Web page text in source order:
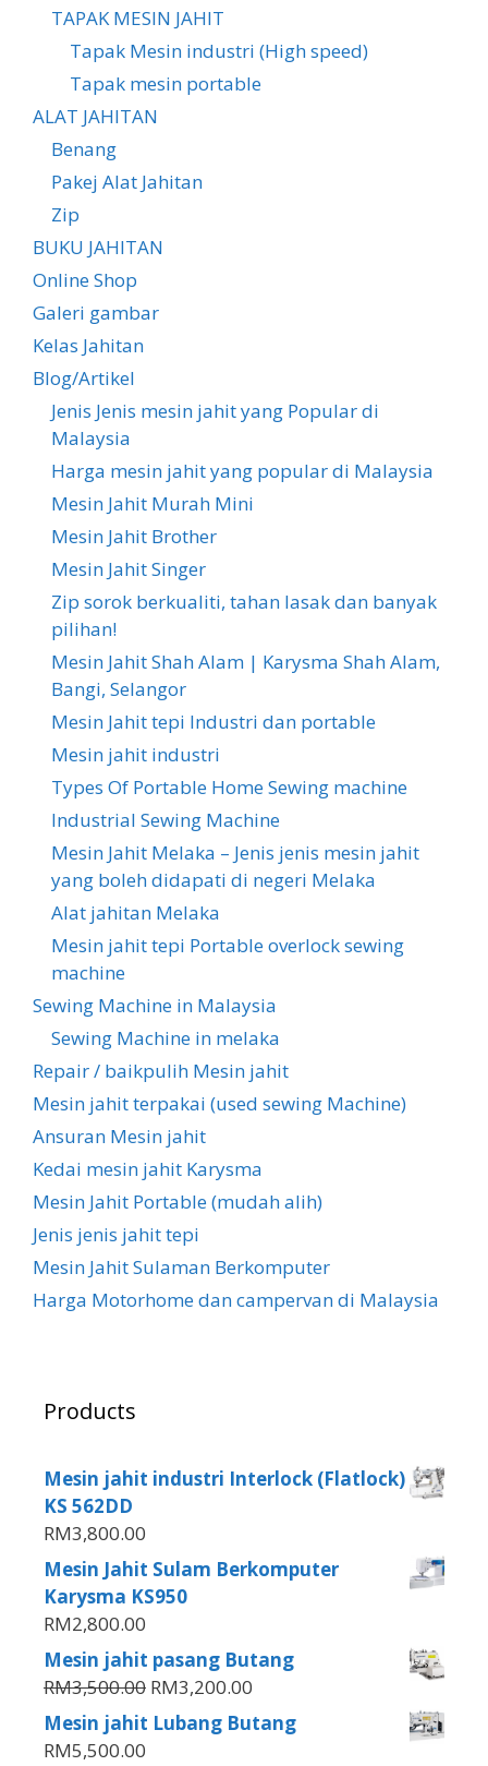
TAPAK MESIN JAHIT
Tapak Mesin industri (High speed)
Tapak mesin portable
ALAT JAHITAN
Benang
Pakej Alat Jahitan
Zip
BUKU JAHITAN
Online Shop
Galeri gambar
Kelas Jahitan
Blog/Artikel
Jenis Jenis mesin jahit yang Popular di
Malaysia
Harga mesin jahit yang popular di Malaysia
Mesin Jahit Murah Mini
Mesin Jahit Brother
Mesin Jahit Singer
Zip sorok berkualiti, tahan lasak dan banyak
pilihan!
Mesin Jahit Shah Alam | Karysma Shah Alam,
Bangi, Selangor
Mesin Jahit tepi Industri dan portable
Mesin jahit industri
Types Of Portable Home Sewing machine
Industrial Sewing Machine
Mesin Jahit Melaka – Jenis jenis mesin jahit
yang boleh didapati di negeri Melaka
Alat jahitan Melaka
Mesin jahit tepi Portable overlock sewing
machine
Sewing Machine in Malaysia
Sewing Machine in melaka
Repair / baikpulih Mesin jahit
Mesin jahit terpakai (used sewing Machine)
Ansuran Mesin jahit
Kedai mesin jahit Karysma
Mesin Jahit Portable (mudah alih)
Jenis jenis jahit tepi
Mesin Jahit Sulaman Berkomputer
Harga Motorhome dan campervan di Malaysia
Products
Mesin jahit industri Interlock (Flatlock)
KS 562DD
RM3,800.00
Mesin Jahit Sulam Berkomputer
Karysma KS950
RM2,800.00
Mesin jahit pasang Butang
RM3,500.00 RM3,200.00
Mesin jahit Lubang Butang
RM5,500.00